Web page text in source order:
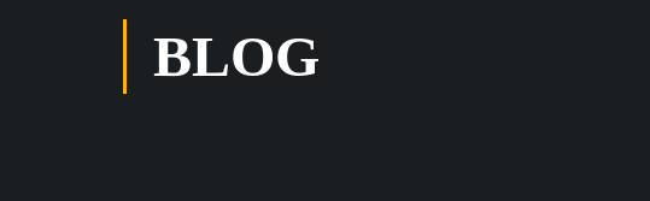
BLOG